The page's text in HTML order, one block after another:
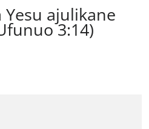
ajulikane
3:14)